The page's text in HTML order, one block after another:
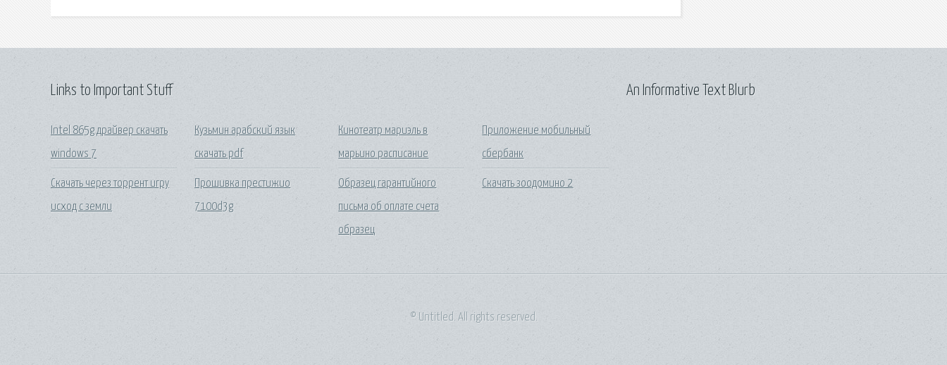
Links to Important Stuff
Intel 865g драйвер скачать
windows 7
Скачать через торрент игру
исход с земли
Кузьмин арабский язык
скачать pdf
Прошивка престижио
7100d3g
Кинотеатр мариэль в
марьино расписание
Образец гарантийного
письма об оплате счета
образец
Приложение мобильный
сбербанк
Скачать зоодомино 2
An Informative Text Blurb
© Untitled. All rights reserved.